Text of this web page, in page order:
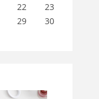
22
23
29
30